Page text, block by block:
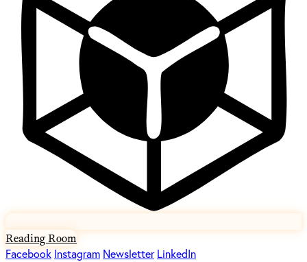
Reading Room
Facebook Instagram Newsletter LinkedIn